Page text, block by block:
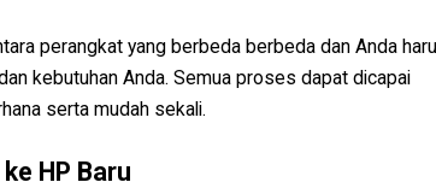
perangkat yang berbeda berbeda dan Anda
kebutuhan Anda. Semua proses dapat dicapai
serta mudah sekali.
HP Baru